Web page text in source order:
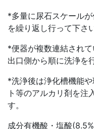
*多量に尿石スケール
を繰り返し行って下さい
*便器が複数連結され
出口側から順に洗浄を
*洗浄後は浄化槽機能
ト等のアルカリ剤を注
す。
成分有機酸・塩酸